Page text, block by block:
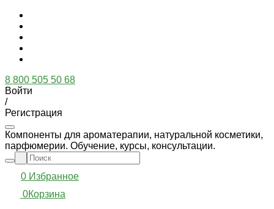
8 800 505 50 68
Войти
/
Регистрация
Компоненты для ароматерапии, натуральной косметики,
парфюмерии. Обучение, курсы, консультации.
0 Избранное
0Корзина